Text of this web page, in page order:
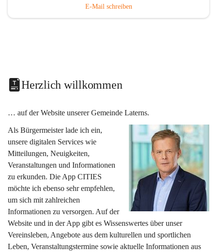
E-Mail schreiben
Herzlich willkommen
… auf der Website unserer Gemeinde Laterns.
Als Bürgermeister lade ich ein,
unsere digitalen Services wie
Mitteilungen, Neuigkeiten,
Veranstaltungen und Informationen
zu erkunden. Die App CITIES
möchte ich ebenso sehr empfehlen,
um sich mit zahlreichen
Informationen zu versorgen. Auf der
Website und in der App gibt es Wissenswertes über unser
Vereinsleben, Angebote aus dem kulturellen und sportlichen
Leben, Veranstaltungstermine sowie aktuelle Informationen aus